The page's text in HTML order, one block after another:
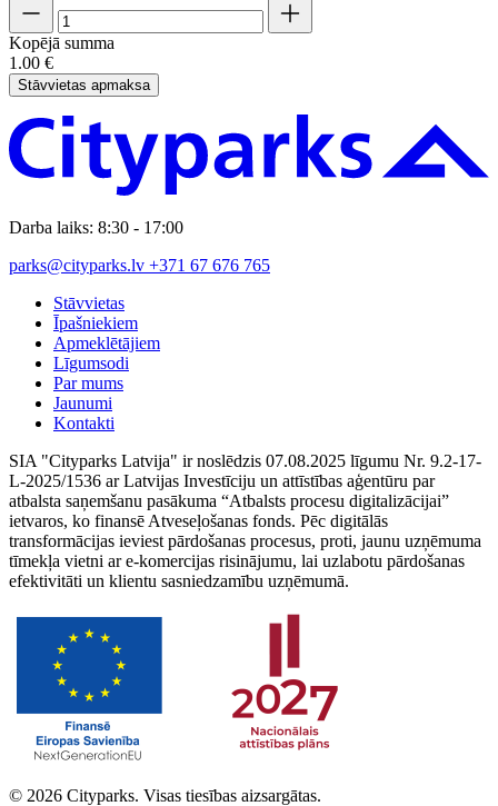
Kopējā summa
1.00 €
Stāvvietas apmaksa
Darba laiks: 8:30 - 17:00
parks@cityparks.lv +371 67 676 765
Stāvvietas
Īpašniekiem
Apmeklētājiem
Līgumsodi
Par mums
Jaunumi
Kontakti
SIA "Cityparks Latvija" ir noslēdzis 07.08.2025 līgumu Nr. 9.2-17-
L-2025/1536 ar Latvijas Investīciju un attīstības aģentūru par
atbalsta saņemšanu pasākuma “Atbalsts procesu digitalizācijai”
ietvaros, ko finansē Atveseļošanas fonds. Pēc digitālās
transformācijas ieviest pārdošanas procesus, proti, jaunu uzņēmuma
tīmekļa vietni ar e-komercijas risinājumu, lai uzlabotu pārdošanas
efektivitāti un klientu sasniedzamību uzņēmumā.
© 2026 Cityparks. Visas tiesības aizsargātas.